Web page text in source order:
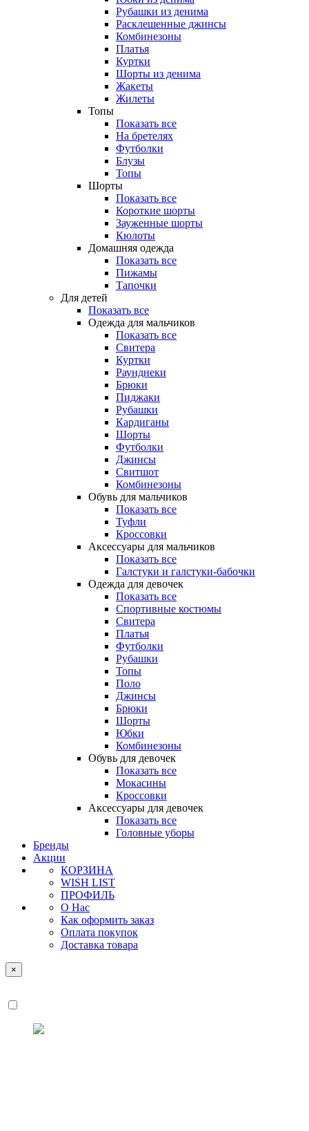
Рубашки из денима
Расклешенные джинсы
Комбинезоны
Платья
Куртки
Шорты из денима
Жакеты
Жилеты
Топы
Показать все
На бретелях
Футболки
Блузы
Топы
Шорты
Показать все
Короткие шорты
Зауженные шорты
Кюлоты
Домашняя одежда
Показать все
Пижамы
Тапочки
Для детей
Показать все
Одежда для мальчиков
Показать все
Свитера
Куртки
Раунднеки
Брюки
Пиджаки
Рубашки
Кардиганы
Шорты
Футболки
Джинсы
Свитшот
Комбинезоны
Обувь для мальчиков
Показать все
Туфли
Кроссовки
Аксессуары для мальчиков
Показать все
Галстуки и галстуки-бабочки
Одежда для девочек
Показать все
Спортивные костюмы
Свитера
Платья
Футболки
Рубашки
Топы
Поло
Джинсы
Брюки
Шорты
Юбки
Комбинезоны
Обувь для девочек
Показать все
Мокасины
Кроссовки
Аксессуары для девочек
Показать все
Головные уборы
Бренды
Акции
КОРЗИНА
WISH LIST
ПРОФИЛЬ
О Нас
Как оформить заказ
Оплата покупок
Доставка товара
×